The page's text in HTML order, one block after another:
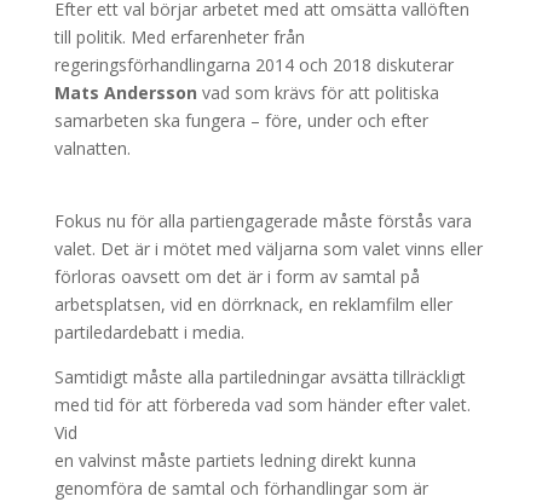
Efter ett val börjar arbetet med att omsätta vallöften
till politik. Med erfarenheter från
regeringsförhandlingarna 2014 och 2018 diskuterar
Mats Andersson vad som krävs för att politiska
samarbeten ska fungera – före, under och efter
valnatten.
Fokus nu för alla partiengagerade måste förstås vara
valet. Det är i mötet med väljarna som valet vinns eller
förloras oavsett om det är i form av samtal på
arbetsplatsen, vid en dörrknack, en reklamfilm eller
partiledardebatt i media.
Samtidigt måste alla partiledningar avsätta tillräckligt
med tid för att förbereda vad som händer efter valet.
Vid
en valvinst måste partiets ledning direkt kunna
genomföra de samtal och förhandlingar som är